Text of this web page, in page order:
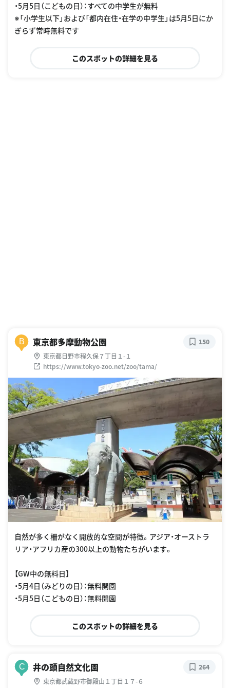
・5月5日（こどもの日）：すべての中学生が無料
※「小学生以下」および「都内在住・在学の中学生」は5月5日にか
ぎらず常時無料です
このスポットの詳細を見る
B 東京都多摩動物公園
東京都日野市程久保７丁目１-１
https://www.tokyo-zoo.net/zoo/tama/
150
自然が多く柵がなく開放的な空間が特徴。アジア・オーストラ
リア・アフリカ産の300以上の動物たちがいます。
【GW中の無料日】
・5月4日（みどりの日）：無料開園
・5月5日（こどもの日）：無料開園
このスポットの詳細を見る
C 井の頭自然文化園
東京都武蔵野市御殿山１丁目１７-６
264